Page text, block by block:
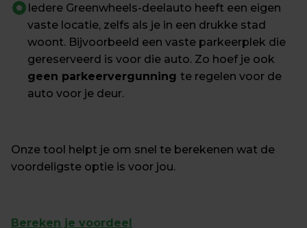
Iedere Greenwheels-deelauto heeft een eigen
vaste locatie, zelfs als je in een drukke stad
woont. Bijvoorbeeld een vaste parkeerplek die
geen parkeervergunning te regelen voor de
auto voor je deur.
Onze tool helpt je om snel te berekenen wat de
voordeligste optie is voor jou.
Bereken je voordeel